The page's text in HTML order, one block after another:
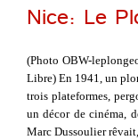
Nice: Le
(Photo OBW-
Libre) En 1941, un
trois plateformes,
un décor de cinéma,
Marc Dussoulier